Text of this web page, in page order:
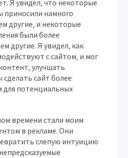
Я увидел‚ что некоторые
приносили намного
другие‚ и некоторые
были более
другие. Я увидел‚ как
с сайтом‚ и мог
улучшать
сайт более
для потенциальных
времени стали моим
в рекламе. Они
слепую интуицию